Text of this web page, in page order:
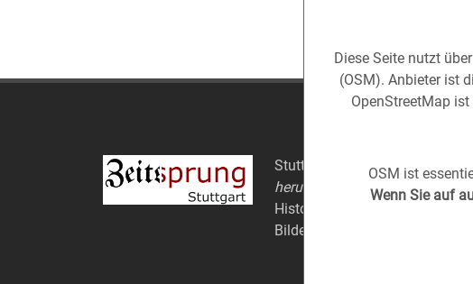
Stuttgart aus der
herum).
Historische Fotos aus
Bildern.
Diese Seite nutzt
(OSM). Anbieter ist
OpenStreetMap
OSM ist
Wenn Sie auf